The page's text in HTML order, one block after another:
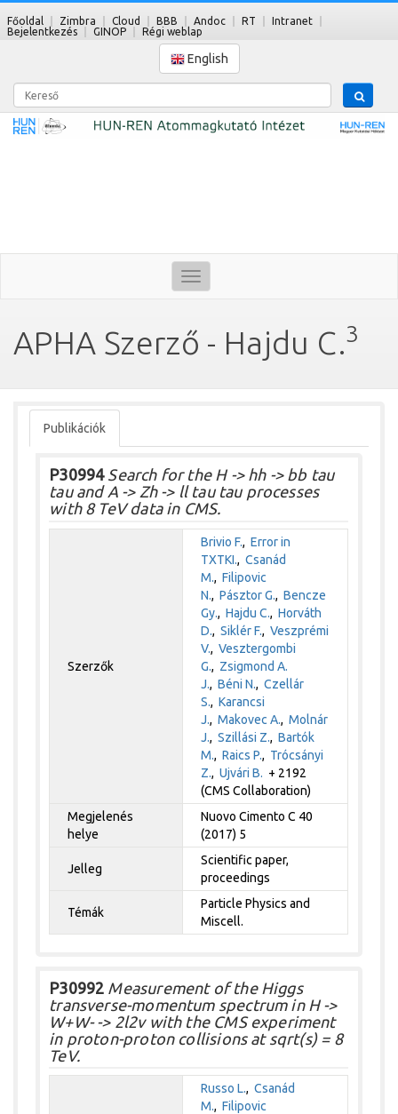
Főoldal Zimbra Cloud BBB Andoc RT
Intranet
Bejelentkezés
GINOP Régi weblap
English
Kereső
Toggle
navigation
APHA Szerző - Hajdu C.3
Publikációk
P30994Search for the H -> hh -> bb tau
tau and A -> Zh -> ll tau tau processes
with 8 TeV data in CMS.
Szerzők
Brivio F.,Error in
TXTKI.,Csanád
M.,Filipovic
N.,Pásztor G.,Bencze
Gy.,Hajdu C.,Horváth
D.,Siklér F.,Veszprémi
V.,Vesztergombi
G., Zsigmond A.
J.,Béni N.,Czellár
S.,Karancsi
J.,Makovec A.,Molnár
J.,Szillási Z.,Bartók
M.,Raics P., Trócsányi
Z.,Ujvári B. + 2192
(CMS Collaboration)
Megjelenés
helye
Nuovo Cimento C 40
(2017) 5
Jelleg
Scientific paper,
proceedings
Témák
Particle Physics and
Miscell.
P30992 Measurement of the Higgs
transverse-momentum spectrum in H ->
W+W- -> 2l2v with the CMS experiment
in proton-proton collisions at sqrt(s) = 8
TeV.
Russo L.,Csanád
M.,Filipovic